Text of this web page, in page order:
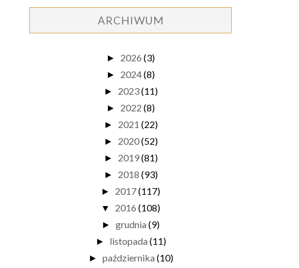
ARCHIWUM
► 2026 (3)
► 2024(8)
► 2023(11)
► 2022 (8)
► 2021 (22)
► 2020(52)
► 2019(81)
► 2018 (93)
► 2017(117)
▼ 2016 (108)
► grudnia (9)
► listopada (11)
► października (10)